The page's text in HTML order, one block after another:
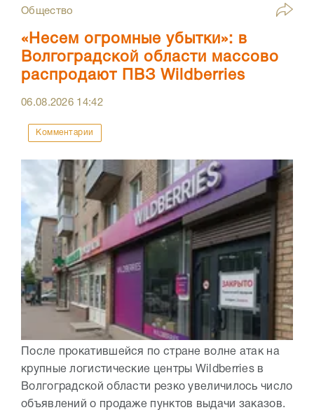
Общество
«Несем огромные убытки»: в
Волгоградской области массово
распродают ПВЗ Wildberries
06.08.2026 14:42
Комментарии
После прокатившейся по стране волне атак на
крупные логистические центры Wildberries в
Волгоградской области резко увеличилось число
объявлений о продаже пунктов выдачи заказов.